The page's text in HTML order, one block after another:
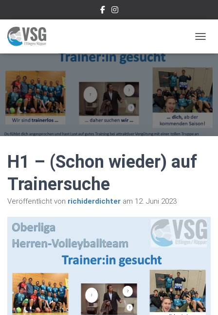
H1 – (Schon wieder) auf
Trainersuche
Veröffentlicht von richiderdichter am 12. Juni 2023